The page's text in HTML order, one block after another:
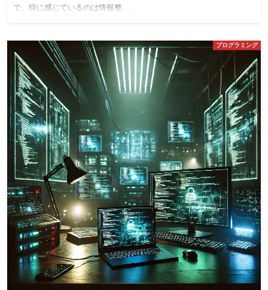
で、特に感じているのは情報整…
プログラミング